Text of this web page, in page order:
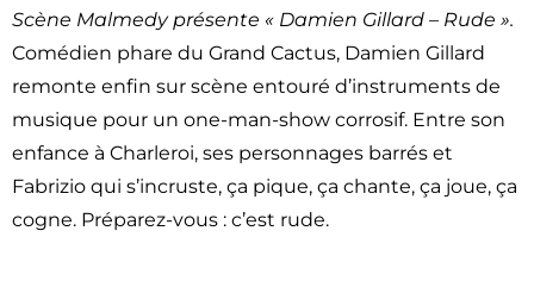
Scène Malmedy présente « Damien Gillard – Rude ».
Comédien phare du Grand Cactus, Damien Gillard
remonte enfin sur scène entouré d’instruments de
musique pour un one-man-show corrosif. Entre son
enfance à Charleroi, ses personnages barrés et
Fabrizio qui s’incruste, ça pique, ça chante, ça joue, ça
cogne. Préparez-vous : c’est rude.